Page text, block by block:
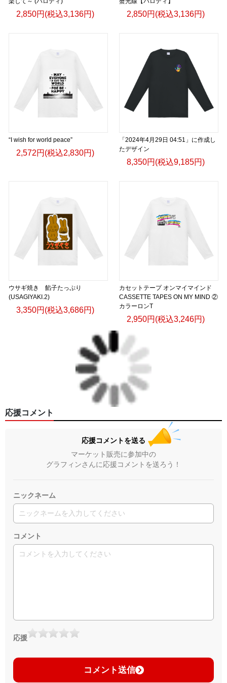
2,850円(税込3,136円) 2,850円(税込3,136円)
“I wish for world peace”
2,572円(税込2,830円)
「2024年4月29日 04:51」に作成し
たデザイン
8,350円(税込9,185円)
ウサギ焼き 餡子たっぷり
(USAGIYAKI.2)
3,350円(税込3,686円)
カセットテープ オンマイマインド
CASSETTE TAPES ON MY MIND ②
カラーロンT
2,950円(税込3,246円)
応援コメント
応援コメントを送る
マーケット販売に参加中の
グラフィンさんに応援コメントを送ろう！
ニックネーム
コメント
応援
コメント送信